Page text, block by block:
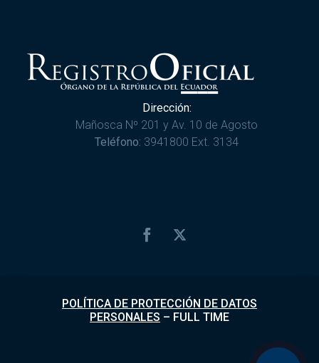
Dirección:
Mañosca Nº 201 y Av. 10 de Agosto
Teléfono: 3941800 Ext. 3134
POLÍTICA DE PROTECCIÓN DE DATOS
PERSONALES – FULL TIME